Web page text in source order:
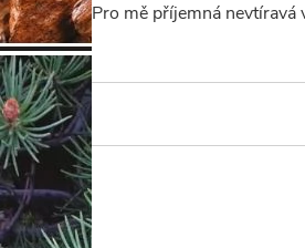
Pro mě příjemná nevtíravá